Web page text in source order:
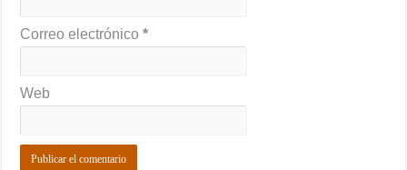
Correo electrónico*
Web